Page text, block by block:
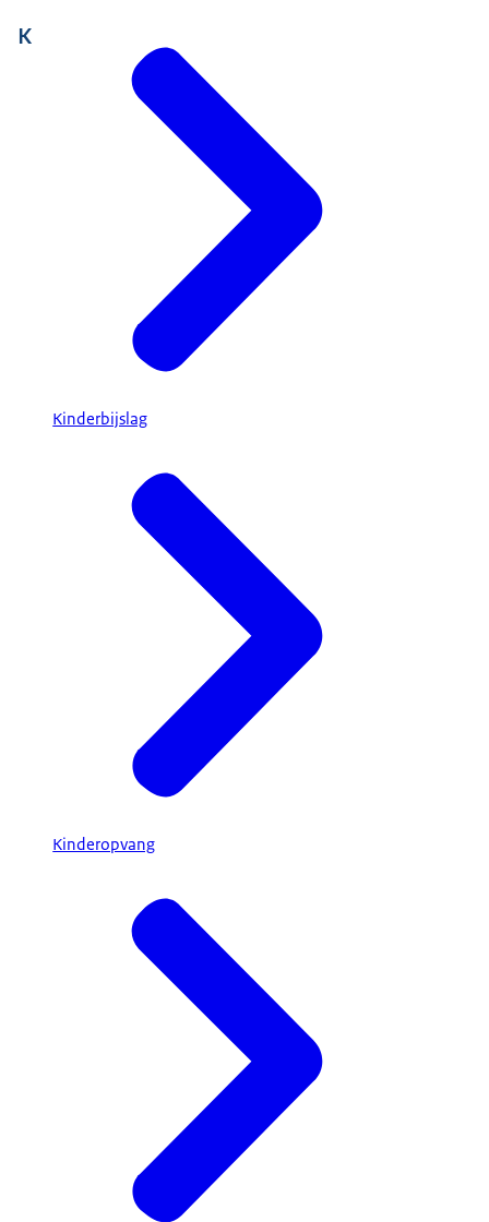
K
Kinderbijslag
Kinderopvang